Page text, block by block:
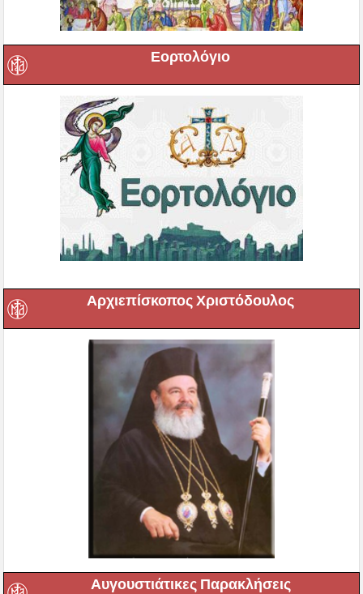
Εορτολόγιο
Αρχιεπίσκοπος Χριστόδουλος
Αυγουστιάτικες Παρακλήσεις